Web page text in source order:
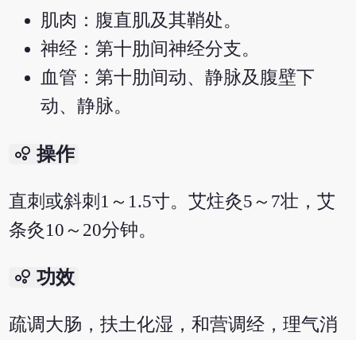
肌肉：腹直肌及其鞘处。
神经：第十肋间神经分支。
血管：第十肋间动、静脉及腹壁下
动、静脉。
bubble_chart 操作
直刺或斜刺1～1.5寸。艾炷灸5～7壮，艾
条灸10～20分钟。
bubble_chart 功效
疏调大肠，扶土化湿，和营调经，理气消